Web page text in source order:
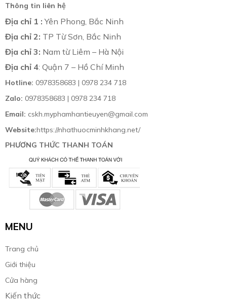
Thông tin liên hệ
Địa chỉ 1 :Yên Phong, Bắc Ninh
Địa chỉ 2: TP Từ Sơn, Bắc Ninh
Địa chỉ 3: Nam từ Liêm – Hà Nội
Địa chỉ 4: Quận 7 – Hồ Chí Minh
Hotline: 0978358683 | 0978 234 718
Zalo: 0978358683 | 0978 234 718
Email: cskh.myphamhantieuyen@gmail.com
Website:https://nhathuocminhkhang.net/
PHƯƠNG THỨC THANH TOÁN
MENU
Trang chủ
Giới thiệu
Cửa hàng
Kiến thức